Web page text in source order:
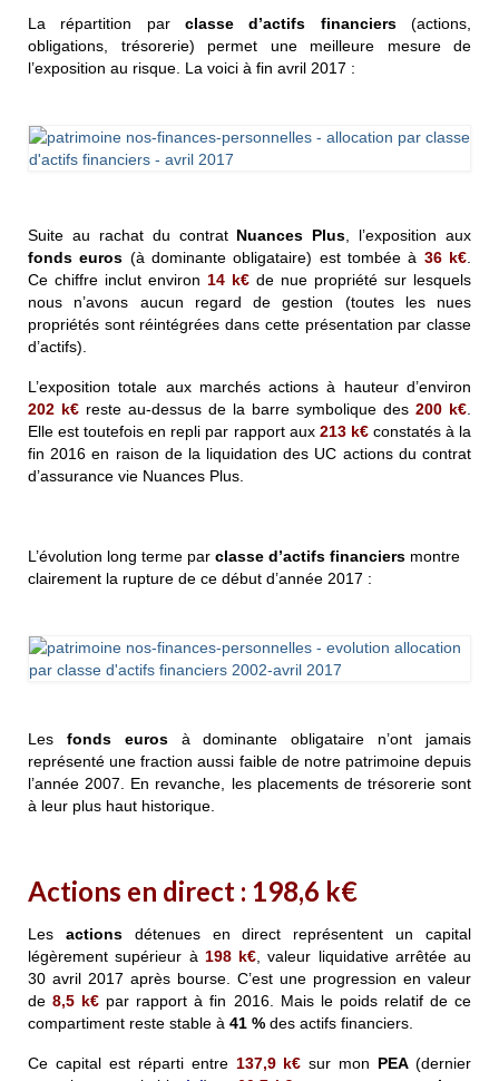
La répartition par classe d’actifs financiers(actions,
obligations, trésorerie) permet une meilleure mesure de
l’exposition au risque. La voici à fin avril 2017 :
Suite au rachat du contrat Nuances Plus , l’exposition aux
fonds euros (à dominante obligataire) est tombée à 36 k€
Ce chiffre inclut environ 14 k€ de nue propriété sur lesquels
nous n’avons aucun regard de gestion (toutes les nues
propriétés sont réintégrées dans cette présentation par classe
d’actifs).
L’exposition totale aux marchés actions à hauteur d’environ
202 k€ reste au-dessus de la barre symbolique des 200 k€
Elle est toutefois en repli par rapport aux 213 k€ constatés à la
fin 2016 en raison de la liquidation des UC actions du contrat
d’assurance vie Nuances Plus.
L’évolution long terme par classe d’actifs financiers montre
clairement la rupture de ce début d’année 2017 :
Les fonds eurosà dominante obligataire n’ont jamais
représenté une fraction aussi faible de notre patrimoine depuis
l’année 2007. En revanche, les placements de trésorerie sont
à leur plus haut historique.
Actions en direct : 198,6 k€
Les actionsdétenues en direct représentent un capital
légèrement supérieur à 198 k€ , valeur liquidative arrêtée au
30 avril 2017 après bourse
C’est une progression en valeur
de8,5 k€ par rapport à fin 2016. Mais le poids relatif de ce
compartiment reste stable à 41 % des actifs financiers.
Ce capital est réparti entre 137,9 k€sur mon PEA(dernier